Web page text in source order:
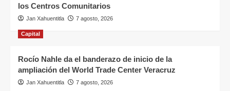
los Centros Comunitarios
Jan Xahuentitla 7 agosto, 2026
Capital
Rocío Nahle da el banderazo de inicio de la
ampliación del World Trade Center Veracruz
Jan Xahuentitla 7 agosto, 2026